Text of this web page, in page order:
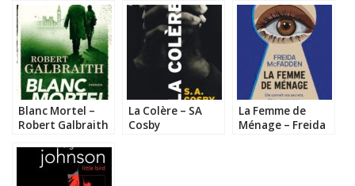
Blanc Mortel –
Robert Galbraith
La Colère – SA
Cosby
La Femme de
Ménage – Freida